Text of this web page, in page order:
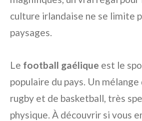
culture irlandaise ne se limite
paysages.
Le football gaélique est le
populaire du pays. Un
rugby et de basketball, très
physique. À découvrir si vous